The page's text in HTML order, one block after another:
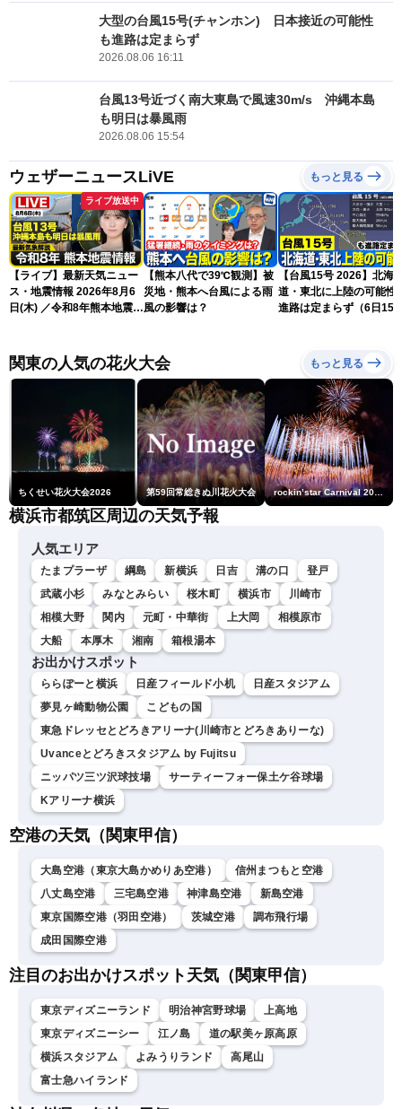
大型の台風15号(チャンホン) 日本接近の可能性
も進路は定まらず
2026.08.06 16:11
台風13号近づく南大東島で風速30m/s 沖縄本島
も明日は暴風雨
2026.08.06 15:54
ウェザーニュースLiVE もっと見る
ライブ放送中
【ライブ】最新天気ニュー
ス・地震情報 2026年8月6
日(木) ／令和8年熊本地震情
LiVEムーン・駒木結衣／本
田竜也〉
【熊本八代で39℃観測】被
災地・熊本へ台風による雨
風の影響は？
【台風15号 2026】北海
道・東北に上陸の可能性
進路は定まらず（6日15
関東の人気の花火大会 もっと見る
ちくせい花火大会2026 第59回常総きぬ川花火大会
横浜市都筑区周辺の天気予報
人気エリア
たまプラーザ 綱島 新横浜 日吉 溝の口
登戸
武蔵小杉
みなとみらい 桜木町 横浜市
川崎市
相模大野
関内 元町・中華街 上大岡
相模原市
大船
本厚木 湘南 箱根湯本
お出かけスポット
ららぽーと横浜 日産フィールド小机
日産スタジアム
夢見ヶ崎動物公園
こどもの国
東急ドレッセとどろきアリーナ(川崎市とどろきありーな)
Uvanceとどろきスタジアム by Fujitsu
ニッパツ三ツ沢球技場
サーティーフォー保土ケ谷球場
Kアリーナ横浜
空港の天気（関東甲信）
大島空港（東京大島かめりあ空港）
信州まつもと空港
八丈島空港
三宅島空港 神津島空港
新島空港
東京国際空港（羽田空港）
茨城空港
調布飛行場
成田国際空港
注目のお出かけスポット天気（関東甲信）
東京ディズニーランド 明治神宮野球場
上高地
東京ディズニーシー
江ノ島
道の駅美ヶ原高原
横浜スタジアム
よみうりランド
高尾山
富士急ハイランド